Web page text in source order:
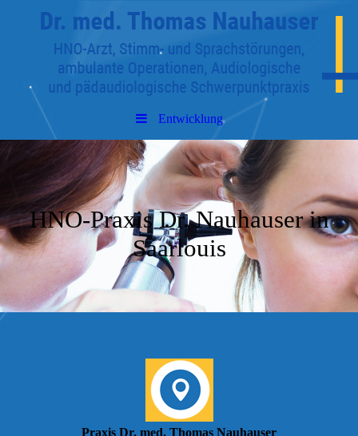
Entwicklung
HNO-Praxis Dr. Nauhauser in
Saarlouis
Praxis Dr. med. Thomas Nauhauser